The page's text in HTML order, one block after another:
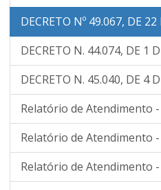
DECRETO Nº 49.067, DE
DECRETO N. 44.074, DE 1
DECRETO N. 45.040, DE 4
Relatório de Atendimento
Relatório de Atendimento
Relatório de Atendimento